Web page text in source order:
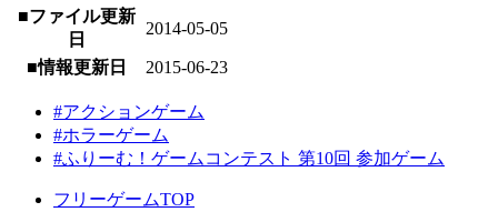
■ファイル更新
日
2014-05-05
■情報更新日 2015-06-23
#アクションゲーム
#ホラーゲーム
#ふりーむ！ゲームコンテスト 第10回 参加ゲーム
フリーゲームTOP